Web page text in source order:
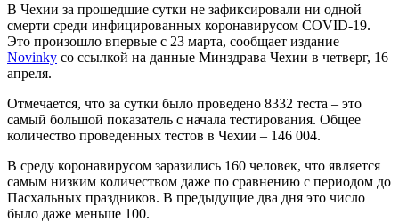
В Чехии за прошедшие сутки не зафиксировали ни одной
смерти среди инфицированных коронавирусом COVID-19.
Это произошло впервые с 23 марта, сообщает издание
Novinky со ссылкой на данные Минздрава Чехии в четверг, 16
апреля.
Отмечается, что за сутки было проведено 8332 теста – это
самый большой показатель с начала тестирования. Общее
количество проведенных тестов в Чехии – 146 004.
В среду коронавирусом заразились 160 человек, что является
самым низким количеством даже по сравнению с периодом до
Пасхальных праздников. В предыдущие два дня это число
было даже меньше 100.